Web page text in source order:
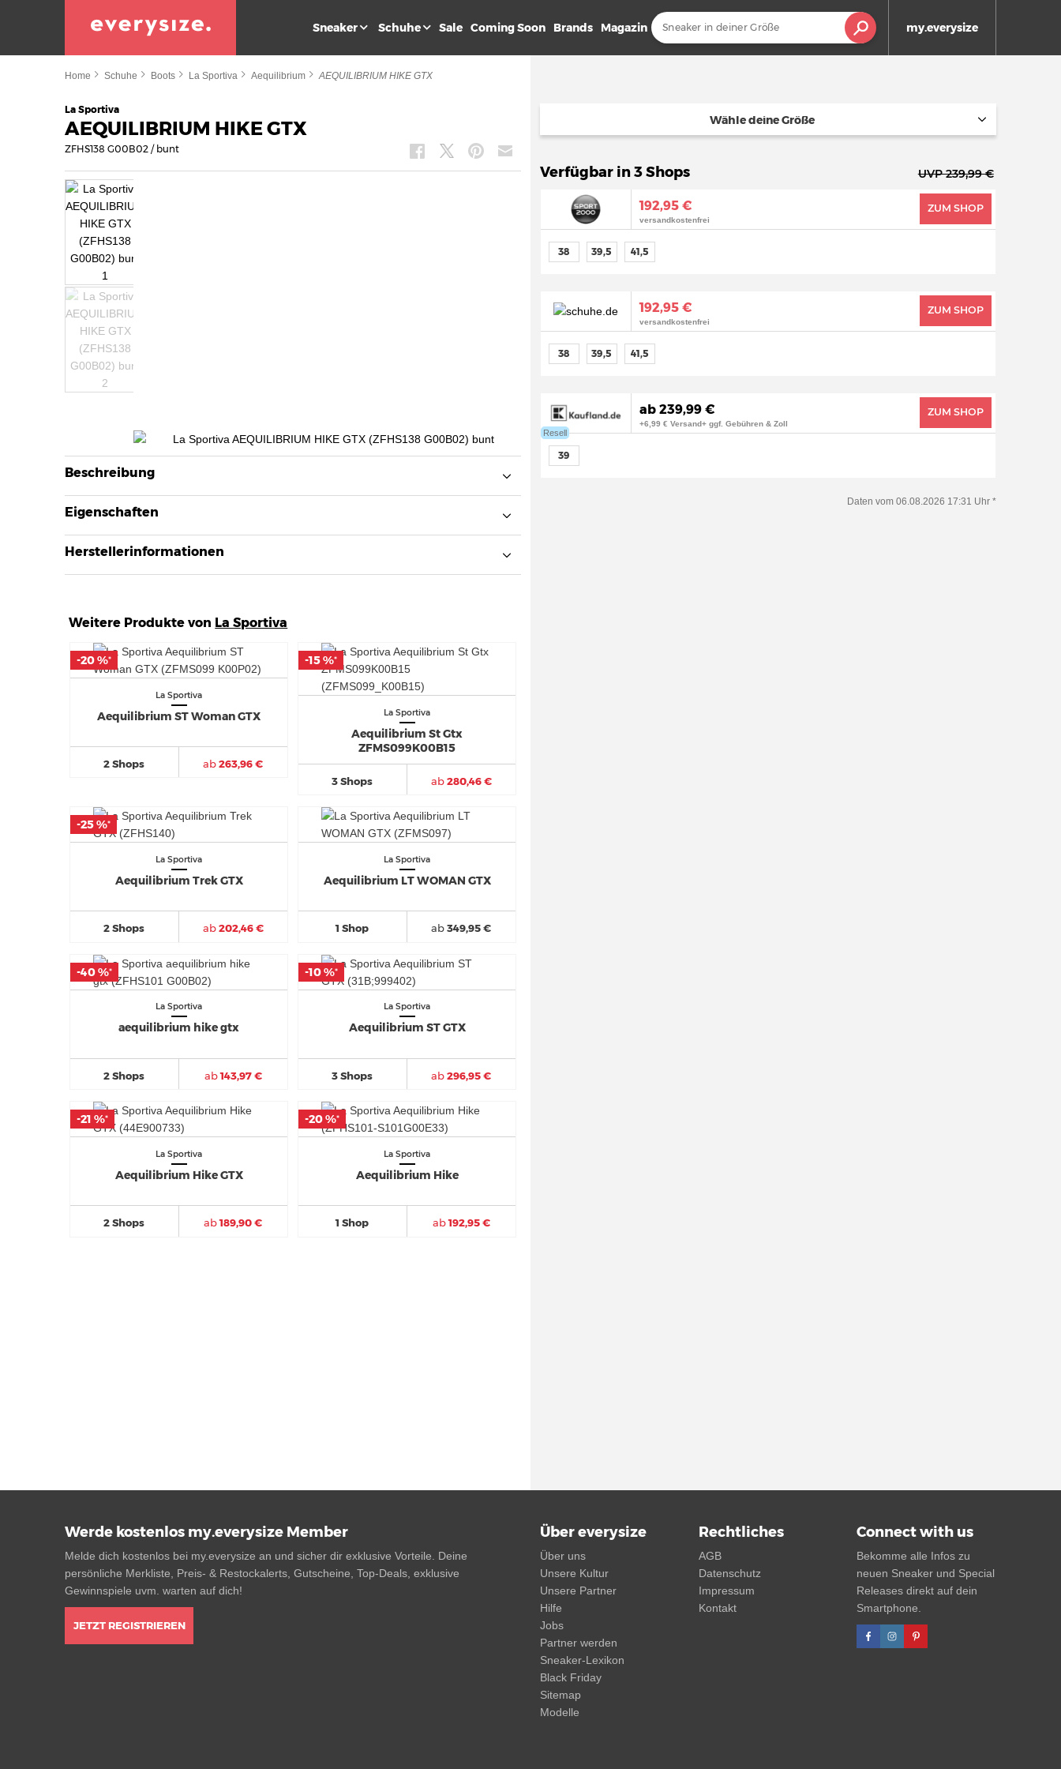
my.everysize
Sneaker Schuhe Sale Coming Soon Brands Magazin
Home Schuhe Boots La Sportiva Aequilibrium AEQUILIBRIUM HIKE GTX
La Sportiva
AEQUILIBRIUM HIKE GTX
ZFHS138 G00B02 / bunt
Beschreibung
Eigenschaften
Herstellerinformationen
Weitere Produkte von La Sportiva
La Sportiva
Aequilibrium ST Woman GTX
2 Shops ab263,96 €
-20 %*
-20 %*
La Sportiva
Aequilibrium St Gtx
ZFMS099K00B15
3 Shops ab280,46 €
-15 %*
-15 %*
La Sportiva
Aequilibrium Trek GTX
2 Shops ab202,46 €
-25 %*
-25 %*
La Sportiva
Aequilibrium LT WOMAN GTX
1 Shop ab349,95 €
La Sportiva
aequilibrium hike gtx
2 Shops ab143,97 €
-40 %*
-40 %*
La Sportiva
Aequilibrium ST GTX
3 Shops ab296,95 €
-10 %*
-10 %*
La Sportiva
Aequilibrium Hike GTX
2 Shops ab189,90 €
-21 %*
-21 %*
La Sportiva
Aequilibrium Hike
1 Shop ab192,95 €
-20 %*
-20 %*
Wähle deine Größe
Verfügbar in 3 Shops UVP 239,99 €
192,95 €
versandkostenfrei
ZUM SHOP
38 39,5 41,5
192,95 €
versandkostenfrei
ZUM SHOP
38 39,5 41,5
Resell
ab 239,99 €
+6,99 € Versand+ ggf. Gebühren & Zoll
ZUM SHOP
39
Daten vom 06.08.2026 17:31 Uhr *
Werde kostenlos my.everysize Member
Melde dich kostenlos bei my.everysize an und sicher dir exklusive Vorteile. Deine
persönliche Merkliste, Preis- & Restockalerts, Gutscheine, Top-Deals, exklusive
Gewinnspiele uvm. warten auf dich!
JETZT REGISTRIEREN
Über everysize
Über uns
Unsere Kultur
Unsere Partner
Hilfe
Jobs
Partner werden
Sneaker-Lexikon
Black Friday
Sitemap
Modelle
Rechtliches
AGB
Datenschutz
Impressum
Kontakt
Connect with us
Bekomme alle Infos zu
neuen Sneaker und Special
Releases direkt auf dein
Smartphone.